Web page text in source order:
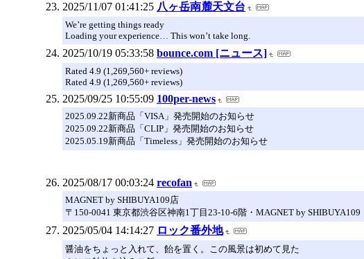
2025/11/07 01:41:25 八ヶ岳南麓天文台
We’re getting things ready
Loading your experience… This won’t take long.
2025/10/19 05:33:58 bounce.com [ニュース]
Rated 4.9 (1,269,560+ reviews)
Rated 4.9 (1,269,560+ reviews)
2025/09/25 10:55:09 100per-news
2025.09.22新商品「VISA」発売開始のお知らせ
2025.09.22新商品「CLIP」発売開始のお知らせ
2025.05.19新商品「Timeless」発売開始のお知らせ
2025/08/17 00:03:24 recofan
MAGNET by SHIBUYA109店
〒150-0041 東京都渋谷区神南1丁目23-10-6階・MAGNET by SHIBUYA109
2025/05/04 14:14:27 ロック番外地
醤油をちょっと入れて、飴を置く。この風景は初めて見た